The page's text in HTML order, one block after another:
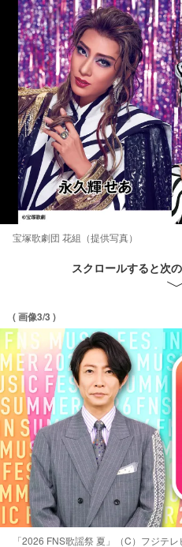
宝塚歌劇団 花組（提供写真）
スクロールすると次
( 画像3/3 )
「2026 FNS歌謡祭 夏」（C）フジテレ